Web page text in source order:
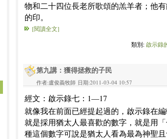
物和二十四位長老所歌頌的羔羊者；他
的印。
[閱讀全文]
類別: 啟示錄
第九講：獲得拯救的子民
作者:盧俊義牧師 日期:2011-03-04 10:57
經文：啟示錄七：1—17
就像我在前面已經提起過的，啟示錄在
就是採用猶太人最喜歡的數字，就是用
種這個數字可說是猶太人看為最為神聖